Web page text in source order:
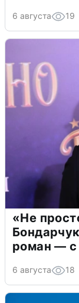
6 августа 19
«Не
роман —
6 августа 18